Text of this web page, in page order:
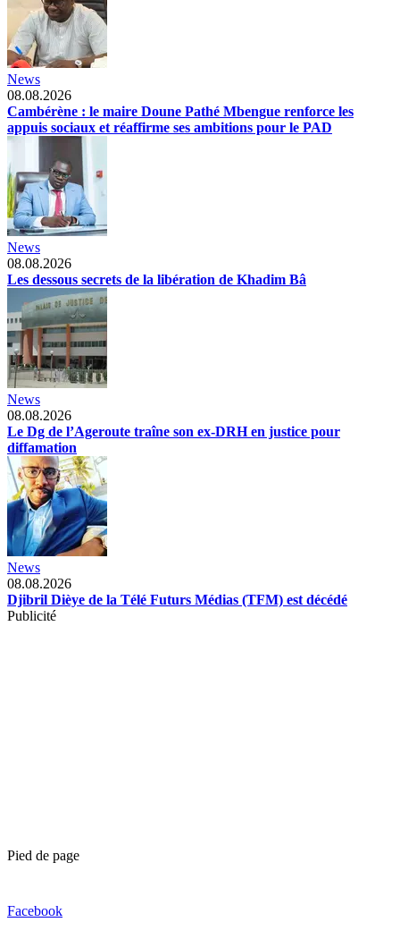
News
08.08.2026
Cambérène : le maire Doune Pathé Mbengue renforce les
appuis sociaux et réaffirme ses ambitions pour le PAD
News
08.08.2026
Les dessous secrets de la libération de Khadim Bâ
News
08.08.2026
Le Dg de l’Ageroute traîne son ex-DRH en justice pour
diffamation
News
08.08.2026
Djibril Dièye de la Télé Futurs Médias (TFM) est décédé
Publicité
Pied de page
Facebook